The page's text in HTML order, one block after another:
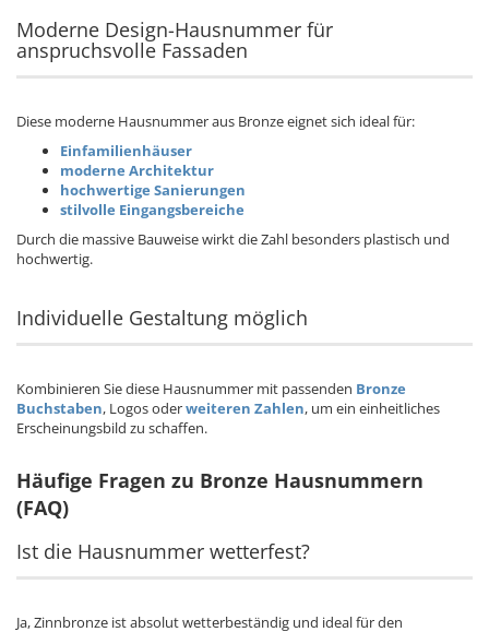
Moderne Design-Hausnummer für
anspruchsvolle Fassaden
Diese moderne Hausnummer aus Bronze eignet sich ideal für:
Einfamilienhäuser
moderne Architektur
hochwertige Sanierungen
stilvolle Eingangsbereiche
Durch die massive Bauweise wirkt die Zahl besonders plastisch und
hochwertig.
Individuelle Gestaltung möglich
Kombinieren Sie diese Hausnummer mit passenden Bronze
Buchstaben, Logos oderweiteren Zahlen, um ein einheitliches
Erscheinungsbild zu schaffen.
Häufige Fragen zu Bronze Hausnummern
(FAQ)
Ist die Hausnummer wetterfest?
Ja, Zinnbronze ist absolut wetterbeständig und ideal für den